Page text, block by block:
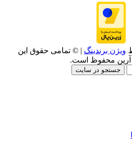
ویژن برندینگ | © تمامی حقوق این
آرین محفوظ است.
جستجو در سایت